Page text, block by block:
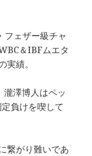
フェザー級チャ
＆IBFムエタ
績。
瀧澤博人はペッ
負けを喫して
繋がり難いであ